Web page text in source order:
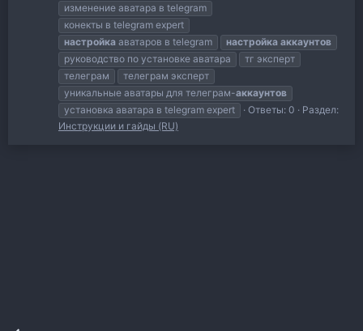
изменение аватара в telegram
конекты в telegram expert
настройка аватаров в telegram настройка аккаунтов
руководство по установке аватара
тг эксперт
телеграм
телеграм эксперт
уникальные аватары для телеграм-аккаунтов
установка аватара в telegram expert
Ответы: 0
Раздел:
Инструкции и гайды (RU)